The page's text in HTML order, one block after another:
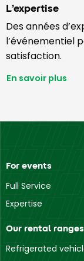
L’expertise
Des années
l’événementiel
satisfaction.
En savoir plus
For events
Full Service
Expertise
Our rental ranges
Refrigerated